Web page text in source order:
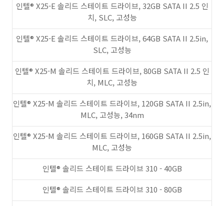
인텔® X25-E 솔리드 스테이트 드라이브, 32GB SATA II 2.5 인
치, SLC, 고성능
인텔® X25-E 솔리드 스테이트 드라이브, 64GB SATA II 2.5in,
SLC, 고성능
인텔® X25-M 솔리드 스테이트 드라이브, 80GB SATA II 2.5 인
치, MLC, 고성능
인텔® X25-M 솔리드 스테이트 드라이브, 120GB SATA II 2.5in,
MLC, 고성능, 34nm
인텔® X25-M 솔리드 스테이트 드라이브, 160GB SATA II 2.5in,
MLC, 고성능
인텔® 솔리드 스테이트 드라이브 310 - 40GB
인텔® 솔리드 스테이트 드라이브 310 - 80GB